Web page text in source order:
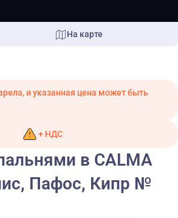
На карте
и указанная цена может быть
+ НДС
в CALMA
Пафос, Кипр №